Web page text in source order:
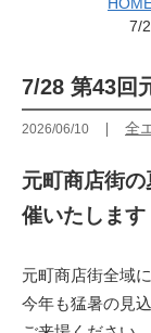
7/
7/28 第43回
2026/06/10 全
元町商店街
催いたします
元町商店街全域
今年も猛暑の見